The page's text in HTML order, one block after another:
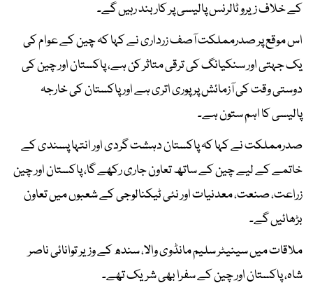
کے خلاف زیرو ٹالرنس پالیسی پر کاربند رہیں گے۔
اس موقع پر صدرمملکت آصف زرداری نے کہا کہ چین کے عوام کی
یک جہتی اور سنکیانگ کی ترقی متاثر کن ہے، پاکستان اور چین کی
دوستی وقت کی آزمائش پر پوری اتری ہے اور پاکستان کی خارجہ
پالیسی کا اہم ستون ہے۔
صدرمملکت نے کہا کہ پاکستان دہشت گردی اور انتہا پسندی کے
خاتمے کے لیے چین کے ساتھ تعاون جاری رکھے گا، پاکستان اور چین
زراعت، صنعت، معدنیات اور نئی ٹیکنالوجی کے شعبوں میں تعاون
بڑھائیں گے۔
ملاقات میں سینیٹر سلیم مانڈوی والا، سندھ کے وزیر توانائی ناصر
شاہ، پاکستان اور چین کے سفرا بھی شریک تھے۔